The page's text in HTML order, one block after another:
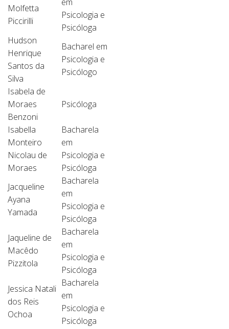
Molfetta
Piccirilli
Psicologia e
Psicóloga
Hudson
Henrique
Santos da
Silva
Bacharel em
Psicologia e
Psicólogo
Isabela de
Moraes
Benzoni
Psicóloga
Isabella
Monteiro
Nicolau de
Moraes
Bacharela
em
Psicologia e
Psicóloga
Jacqueline
Ayana
Yamada
Bacharela
em
Psicologia e
Psicóloga
Jaqueline de
Macêdo
Pizzitola
Bacharela
em
Psicologia e
Psicóloga
Jessica Natali
dos Reis
Ochoa
Bacharela
em
Psicologia e
Psicóloga